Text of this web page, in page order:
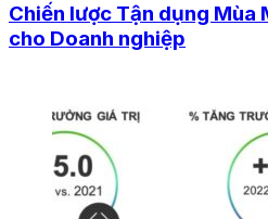
Chiến lược Tận dụng Mùa
cho Doanh nghiệp